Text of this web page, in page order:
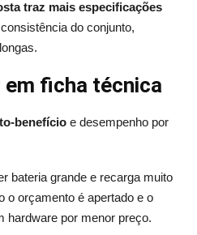
traz mais especificações
do conjunto,
ficha técnica
benefícioe desempenho por
bateria grande e recarga muito
o orçamento é apertado e o
hardware por menor preço.